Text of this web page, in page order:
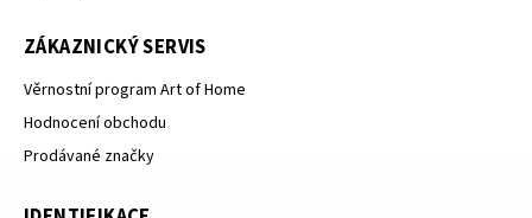
ZÁKAZNICKÝ SERVIS
Věrnostní program Art of Home
Hodnocení obchodu
Prodávané značky